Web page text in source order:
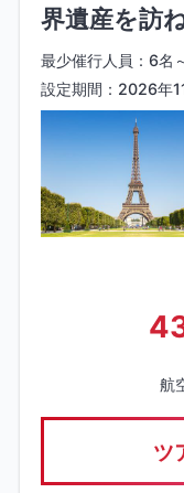
界遺産を訪
最少催行人員：6名
設定期間：2026年
航
ツ